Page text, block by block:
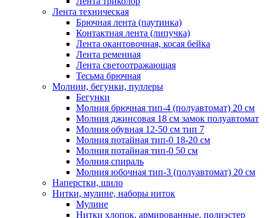
Лента техническая
Брючная лента (паутинка)
Контактная лента (липучка)
Лента окантовочная, косая бейка
Лента ременная
Лента светоотражающая
Тесьма брючная
Молнии, бегунки, пуллеры
Бегунки
Молния брючная тип-4 (полуавтомат) 20 см
Молния джинсовая 18 см замок полуавтомат
Молния обувная 12-50 см тип 7
Молния потайная тип-0 18-20 см
Молния потайная тип-0 50 см
Молния спираль
Молния юбочная тип-3 (полуавтомат) 20 см
Наперстки, шило
Нитки, мулине, наборы ниток
Мулине
Нитки хлопок, армированные, полиэстер